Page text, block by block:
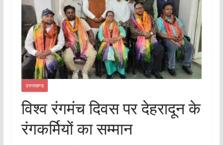
उत्तराखण्ड
विश्व रंगमंच दिवस पर देहरादून के
रंगकर्मियों का सम्मान